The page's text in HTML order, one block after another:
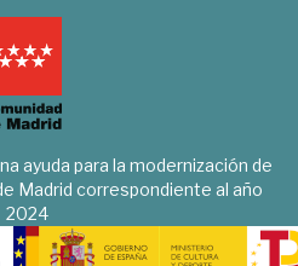
ayuda para la modernización de
Madrid correspondiente al año
2024